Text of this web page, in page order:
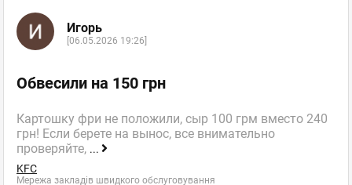
Игорь
[06.05.2026 19:26]
Обвесили на 150 грн
Картошку фри не положили, сыр 100 грм вместо 240
грн! Если берете на вынос, все внимательно
проверяйте, ...
KFC
Мережа закладів швидкого обслуговування